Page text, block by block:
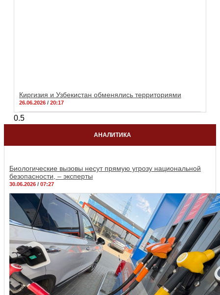
Киргизия и Узбекистан обменялись территориями
26.06.2026 20:17
АНАЛИТИКА
Биологические вызовы несут прямую угрозу национальной
безопасности, – эксперты
30.06.2026 07:27